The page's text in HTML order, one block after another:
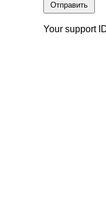
Отправить
Your support